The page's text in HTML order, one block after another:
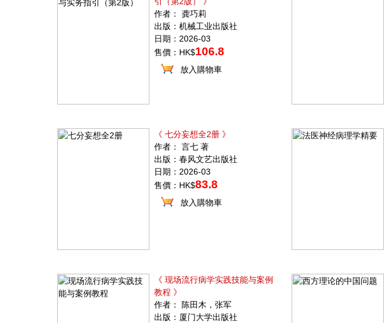
作者： 龚巧莉
出版：机械工业出版社
日期：2026-03
售價：HK$106.8
放入購物車
《 七分妄想全2册 》
作者： 言七 著
出版：春风文艺出版社
日期：2026-03
售價：HK$83.8
放入購物車
《 现场流行病学实践技能与案例
教程 》
作者： 陈田木，张军
出版：厦门大学出版社